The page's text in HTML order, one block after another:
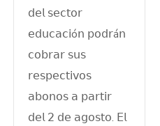
𝖽𝖾𝗅 𝗌𝖾𝖼𝗍𝗈𝗋
𝖾𝖽𝗎𝖼𝖺𝖼𝗂ó𝗇 𝗉𝗈𝖽𝗋á𝗇
𝖼𝗈𝖻𝗋𝖺𝗋 𝗌𝗎𝗌
𝗋𝖾𝗌𝗉𝖾𝖼𝗍𝗂𝗏𝗈𝗌
𝖺𝖻𝗈𝗇𝗈𝗌 𝖺 𝗉𝖺𝗋𝗍𝗂𝗋
𝖽𝖾𝗅 𝟤 𝖽𝖾 𝖺𝗀𝗈𝗌𝗍𝗈. 𝖤𝗅